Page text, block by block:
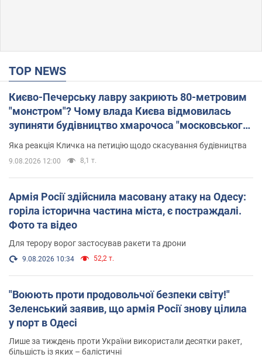
TOP NEWS
Києво-Печерську лавру закриють 80-метровим
"монстром"? Чому влада Києва відмовилась
зупиняти будівництво хмарочоса "московського
вірянина"
Яка реакція Кличка на петицію щодо скасування будівництва
9.08.2026 12:00 8,1 т.
Армія Росії здійснила масовану атаку на Одесу:
горіла історична частина міста, є постраждалі.
Фото та відео
Для терору ворог застосував ракети та дрони
9.08.2026 10:34 52,2 т.
"Воюють проти продовольчої безпеки світу!"
Зеленський заявив, що армія Росії знову цілила
у порт в Одесі
Лише за тиждень проти України використали десятки ракет,
більшість із яких – балістичні